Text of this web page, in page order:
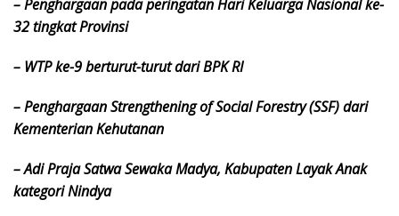
– Penghargaan pada peringatan Hari Keluarga Nasional ke-
32 tingkat Provinsi
– WTP ke-9 berturut-turut dari BPK RI
– Penghargaan Strengthening of Social Forestry (SSF) dari
Kementerian Kehutanan
– Adi Praja Satwa Sewaka Madya, Kabupaten Layak Anak
kategori Nindya